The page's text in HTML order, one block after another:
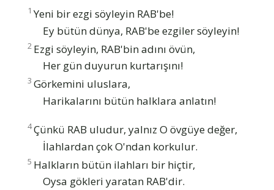
1 Yeni bir ezgi söyleyin RAB'be!
Ey bütün dünya, RAB'be ezgiler söyleyin!
2 Ezgi söyleyin, RAB'bin adını övün,
Her gün duyurun kurtarışını!
3 Görkemini uluslara,
Harikalarını bütün halklara anlatın!
4Çünkü RAB uludur, yalnız O övgüye değer,
İlahlardan çok O'ndan korkulur.
5 Halkların bütün ilahları bir hiçtir,
Oysa gökleri yaratan RAB'dir.